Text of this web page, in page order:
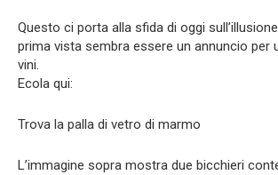
Questo ci porta alla sfida di oggi
prima vista sembra essere un annuncio per
vini.
Ecola qui:
Trova la palla di vetro di marmo
L’immagine sopra mostra due bicchieri